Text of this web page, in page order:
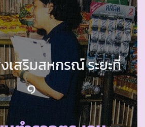
เสริมสหกรณ์ ระยะที่
๑